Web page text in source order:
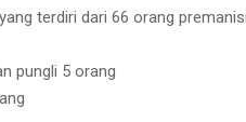
terdiri dari 66 orang
pungli 5 orang